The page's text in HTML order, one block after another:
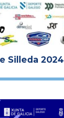
Silleda 2024